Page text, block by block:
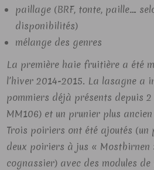
paillage (BRF, tonte, paille….
disponibilités)
mélange des genres
La première haie fruitière a été
l’hiver 2014-2015. La lasagne a
pommiers déjà présents depuis
MM106) et un prunier plus
Trois poiriers ont été ajoutés
deux poiriers à jus «
cognassier) avec des modules